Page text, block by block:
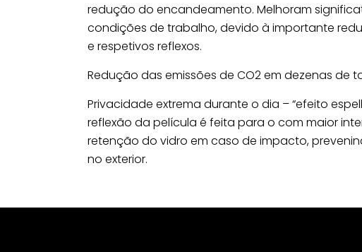
redução do encandeamento. Melhoram
condições de trabalho, devido à importante
e respetivos reflexos.
Redução das emissões de CO2 em dezenas de
Privacidade extrema durante o dia – “efeito
reflexão da película é feita para o com maior
retenção do vidro em caso de impacto,
no exterior.